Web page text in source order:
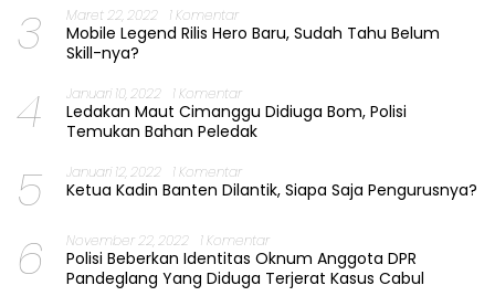
3 Maret 22, 2022 1 Komentar
Mobile Legend Rilis Hero Baru, Sudah Tahu Belum
Skill-nya?
4 Januari 10, 2022 1 Komentar
Ledakan Maut Cimanggu Didiuga Bom, Polisi
Temukan Bahan Peledak
5 Januari 12, 2022 1 Komentar
Ketua Kadin Banten Dilantik, Siapa Saja Pengurusnya?
6 November 22, 2022 1 Komentar
Polisi Beberkan Identitas Oknum Anggota DPR
Pandeglang Yang Diduga Terjerat Kasus Cabul